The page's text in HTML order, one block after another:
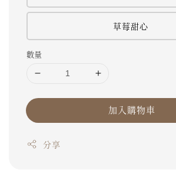
草莓甜心
數量
加入購物車
分享